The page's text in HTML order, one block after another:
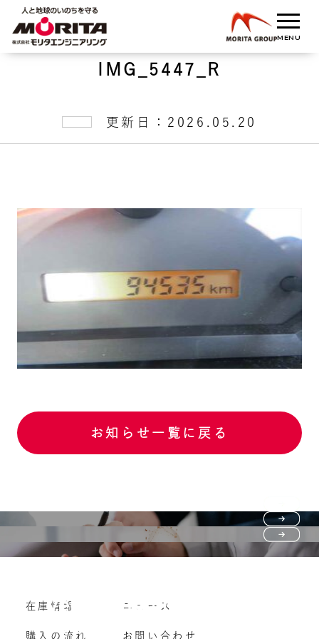
IMG_5447_R
更新日：2026.05.20
お知らせ一覧に戻る
購入の流れ
よくいただくご質問
Vehicle purchase
車両買い取り
在庫情報
購入の流れ
ニュース
お問い合わせ